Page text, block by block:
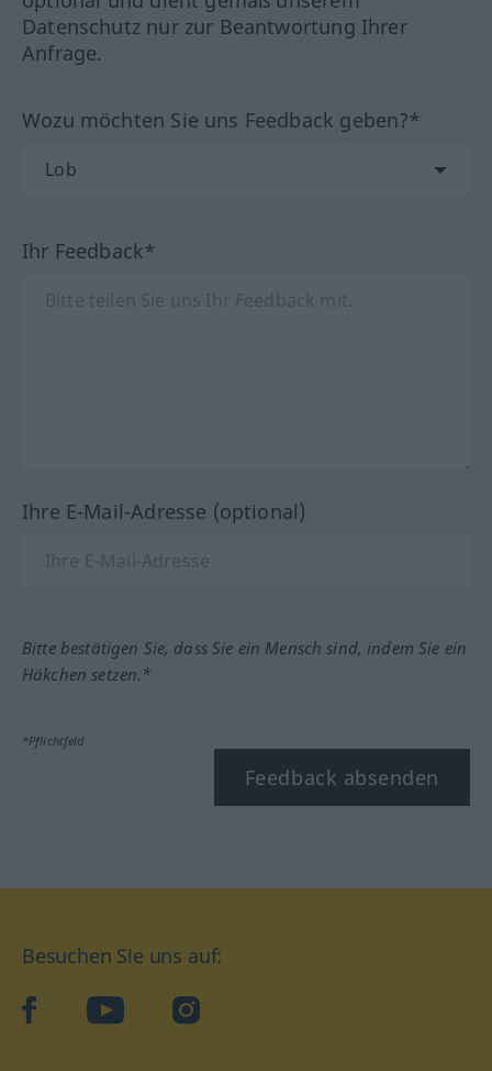
Datenschutz nur zur Beantwortung Ihrer
Anfrage.
Wozu möchten Sie uns Feedback geben?*
Ihr Feedback*
Ihre E-Mail-Adresse (optional)
Bitte bestätigen Sie, dass Sie ein Mensch sind, indem Sie ein
Häkchen setzen.*
*Pflichtfeld
Feedback absenden
Besuchen Sie uns auf:
facebookYouTube Instagram